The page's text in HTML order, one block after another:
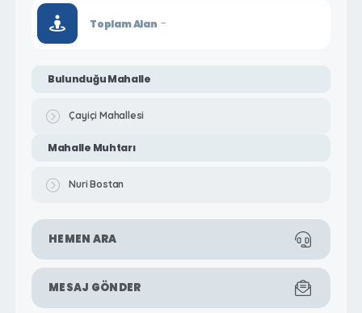
Toplam Alan -
Bulunduğu Mahalle
Çayiçi Mahallesi
Mahalle Muhtarı
Nuri Bostan
HEMEN ARA
MESAJ GÖNDER